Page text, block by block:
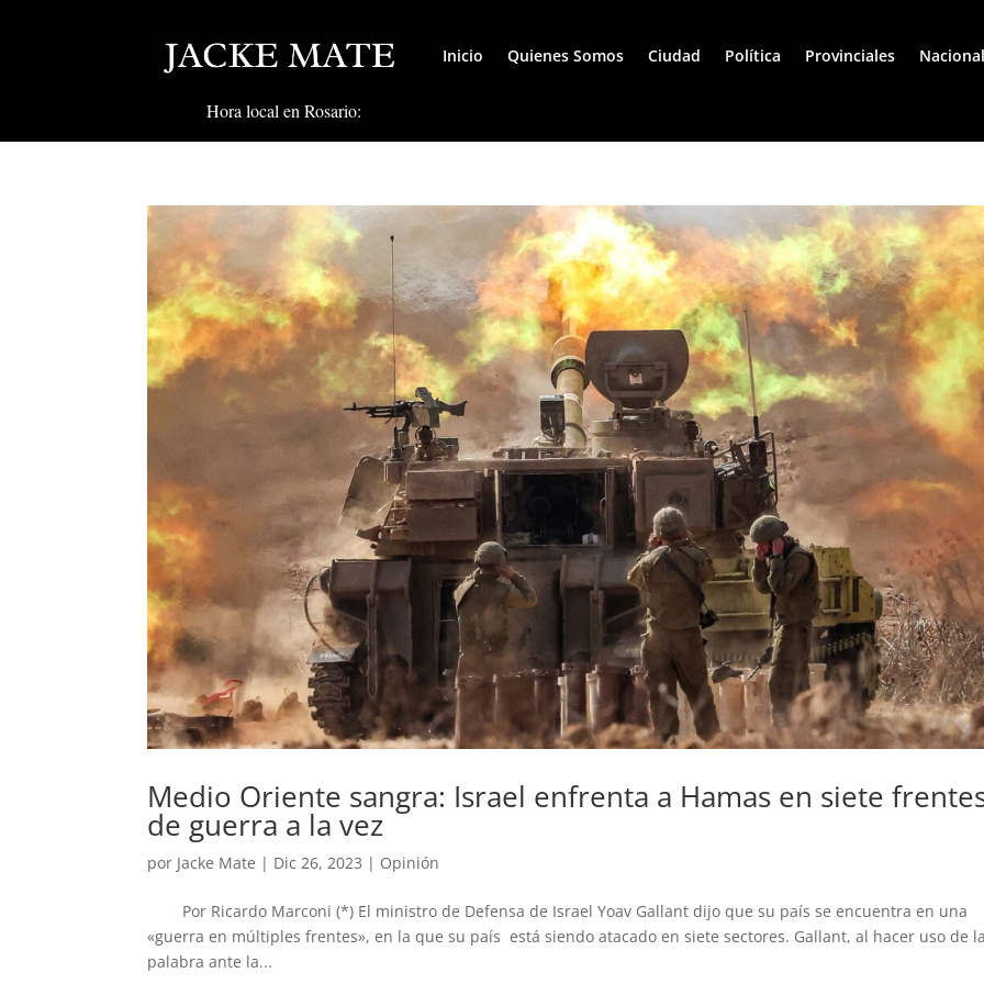
Inicio Quienes Somos Ciudad Política Provinciales
Hora local en Rosario:
Medio Oriente sangra: Israel enfrenta a Hamas en siete
de guerra a la vez
por Jacke Mate | Dic 26, 2023 | Opinión
Por Ricardo Marconi (*) El ministro de Defensa de Israel Yoav Gallant dijo que su país se encuentra en una
«guerra en múltiples frentes», en la que su país está siendo atacado en siete sectores. Gallant, al hacer uso de
palabra ante la...